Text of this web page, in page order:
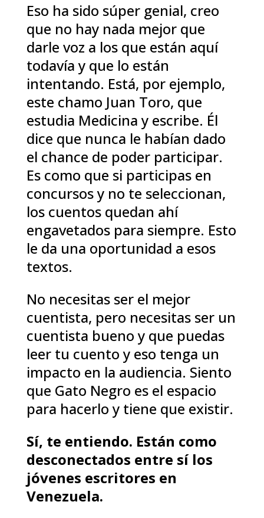
Eso ha sido súper genial, creo
que no hay nada mejor que
darle voz a los que están aquí
todavía y que lo están
intentando. Está, por ejemplo,
este chamo Juan Toro, que
estudia Medicina y escribe. Él
dice que nunca le habían dado
el chance de poder participar.
Es como que si participas en
concursos y no te seleccionan,
los cuentos quedan ahí
engavetados para siempre. Esto
le da una oportunidad a esos
textos.
No necesitas ser el mejor
cuentista, pero necesitas ser un
cuentista bueno y que puedas
leer tu cuento y eso tenga un
impacto en la audiencia. Siento
que Gato Negro es el espacio
para hacerlo y tiene que existir.
Sí, te entiendo. Están como
desconectados entre sí los
jóvenes escritores en
Venezuela.